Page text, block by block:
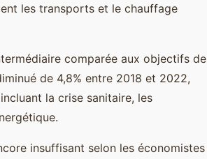
les transports et le chauffage
comparée aux objectifs de
de 4,8% entre 2018 et 2022,
la crise sanitaire, les
insuffisant selon les économistes